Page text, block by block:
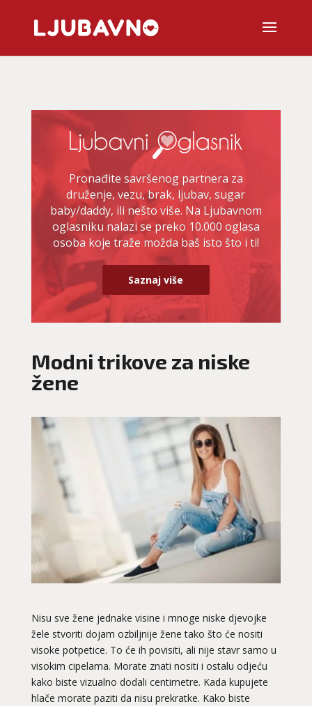
Pronađite savršenog partnera za
druženje, vezu, brak, ljubav, sugar
baby/daddy, ili nešto više. Na Ljubavnom
oglasniku nalazi se preko 10.000 oglasa
osoba koje traže možda baš isto što i ti!
Saznaj više
Modni trikove za niske
žene
Nisu sve žene jednake visine i mnoge niske djevojke
žele stvoriti dojam ozbiljnije žene tako što će nositi
visoke potpetice. To će ih povisiti, ali nije stavr samo u
visokim cipelama. Morate znati nositi i ostalu odjeću
kako biste vizualno dodali centimetre. Kada kupujete
hlače morate paziti da nisu prekratke. Kako biste